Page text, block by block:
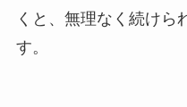
くと、無理なく続けら
す。